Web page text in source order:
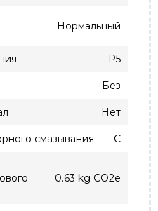
Нормальный
P5
Без
Нет
смазывания С
0.63 kg CO2e